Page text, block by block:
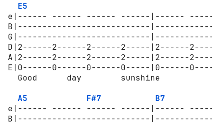
E5
e|------ ------ ------ ------|------
B|---------------------------
G|---------------------------
D|2------2------2------2-----|2------
A|2------2------2------2-----|2------
E|0------0------0------0-----|0------
Good      day        sunshine
A5
F#7
B7
e|------ ------ ------ ------|------
B|---------------------------